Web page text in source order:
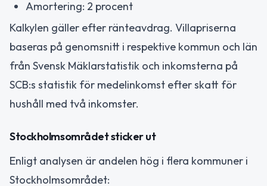
Amortering: 2 procent
Kalkylen gäller efter ränteavdrag. Villapriserna
baseras på genomsnitt i respektive kommun och län
från Svensk Mäklarstatistik och inkomsterna på
SCB:s statistik för medelinkomst efter skatt för
hushåll med två inkomster.
Stockholmsområdet sticker ut
Enligt analysen är andelen hög i flera kommuner i
Stockholmsområdet: